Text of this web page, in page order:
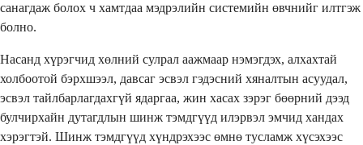
санагдаж болох ч хамтдаа мэдрэлийн системийн өвчнийг илтгэж
болно.
Насанд хүрэгчид хөлний сулрал аажмаар нэмэгдэх, алхахтай
холбоотой бэрхшээл, давсаг эсвэл гэдэсний хяналтын асуудал,
эсвэл тайлбарлагдахгүй ядаргаа, жин хасах зэрэг бөөрний дээд
булчирхайн дутагдлын шинж тэмдгүүд илэрвэл эмчид хандах
хэрэгтэй. Шинж тэмдгүүд хүндрэхээс өмнө тусламж хүсэхээс